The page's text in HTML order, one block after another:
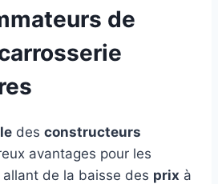
de
des constructeurs
avantages pour les
allant de la baisse des prix à